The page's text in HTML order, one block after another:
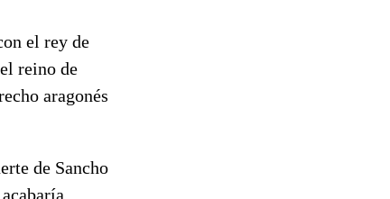
el rey de
reino de
aragonés
de Sancho